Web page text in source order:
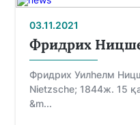
03.11.2021
Фридрих
Фридрих Уилһелм
Nietzsche; 1844ж. 15
&m...